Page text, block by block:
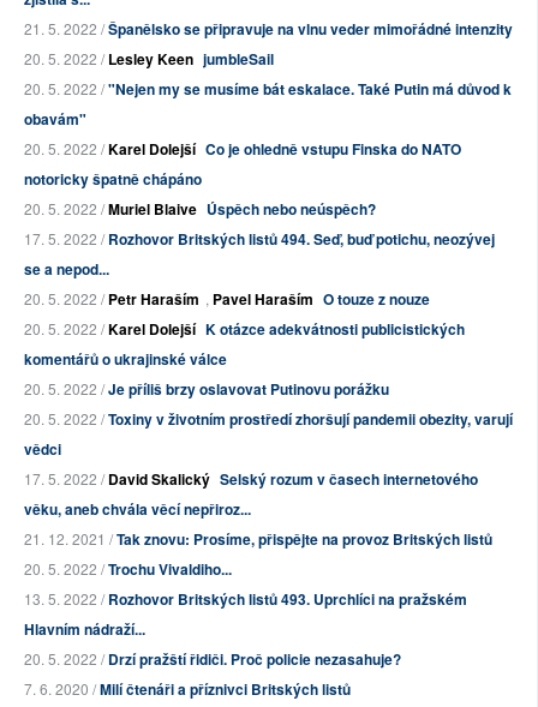
21. 5. 2022 /Španělsko se připravuje na vlnu veder mimořádné intenzity
20. 5. 2022 /Lesley Keen jumbleSail
20. 5. 2022 /"Nejen my se musíme bát eskalace. Také Putin má důvod k
obavám"
20. 5. 2022 /Karel Dolejší Co je ohledně vstupu Finska do NATO
notoricky špatně chápáno
20. 5. 2022 /Muriel Blaive Úspěch nebo neúspěch?
17. 5. 2022 /Rozhovor Britských listů 494. Seď, buď potichu, neozývej
se a nepod...
20. 5. 2022 /Petr Haraším , Pavel Haraším O touze z nouze
20. 5. 2022 /Karel Dolejší K otázce adekvátnosti publicistických
komentářů o ukrajinské válce
20. 5. 2022 /Je příliš brzy oslavovat Putinovu porážku
20. 5. 2022 /Toxiny v životním prostředí zhoršují pandemii obezity, varují
vědci
17. 5. 2022 /David Skalický Selský rozum v časech internetového
věku, aneb chvála věcí nepřiroz...
21. 12. 2021 /Tak znovu: Prosíme, přispějte na provoz Britských listů
20. 5. 2022 /Trochu Vivaldiho...
13. 5. 2022 /Rozhovor Britských listů 493. Uprchlíci na pražském
Hlavním nádraží...
20. 5. 2022 /Drzí pražští řidiči. Proč policie nezasahuje?
7. 6. 2020 /Milí čtenáři a příznivci Britských listů